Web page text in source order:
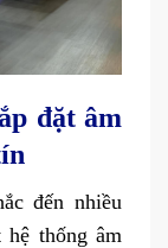
đặt âm
đến nhiều
thống âm